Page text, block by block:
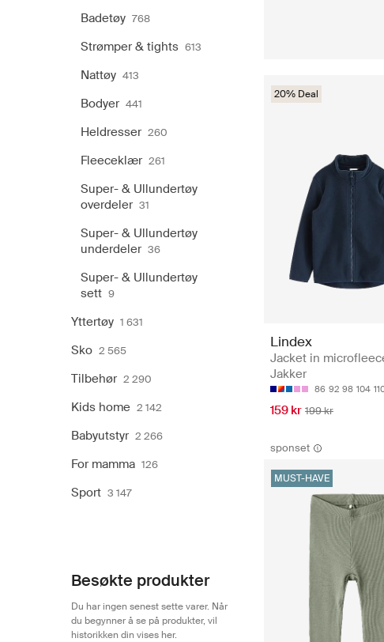
Badetøy 768
Strømper & tights 613
Nattøy 413
Bodyer 441
Heldresser 260
Fleeceklær 261
Super- & Ullundertøy
overdeler 31
Super- & Ullundertøy
underdeler 36
Super- & Ullundertøy
sett 9
Yttertøy 1 631
Sko 2 565
Tilbehør 2 290
Kids home 2 142
Babyutstyr 2 266
For mamma 126
Sport 3 147
Besøkte produkter
Du har ingen senest sette varer. Når
du begynner å se på produkter, vil
historikken din vises her.
20% Deal
Lindex
Jacket in
Jakker
86 92 98 104
159 kr 199 kr
sponset
MUST-HAVE